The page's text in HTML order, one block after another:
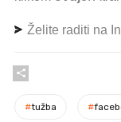
Želite raditi na
#tužba #